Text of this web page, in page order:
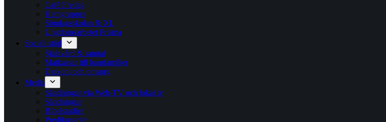
Café Fredag
Hemgrupper
Söndagsskolan & XL
Ungdomsarbetet Prisma
Socialt stöd
Själavård & samtal
Matkassar till barnfamiljer
Diakoni och omsorg
Media
Sändningar via Web-TV och lokal tv
Sändningar
Bibelstudier
Predikoserier